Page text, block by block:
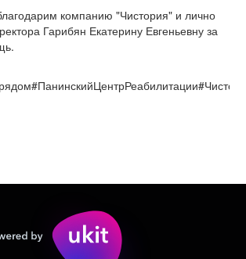
компанию "Чистория" и лично
Гарибян Екатерину Евгеньевну за